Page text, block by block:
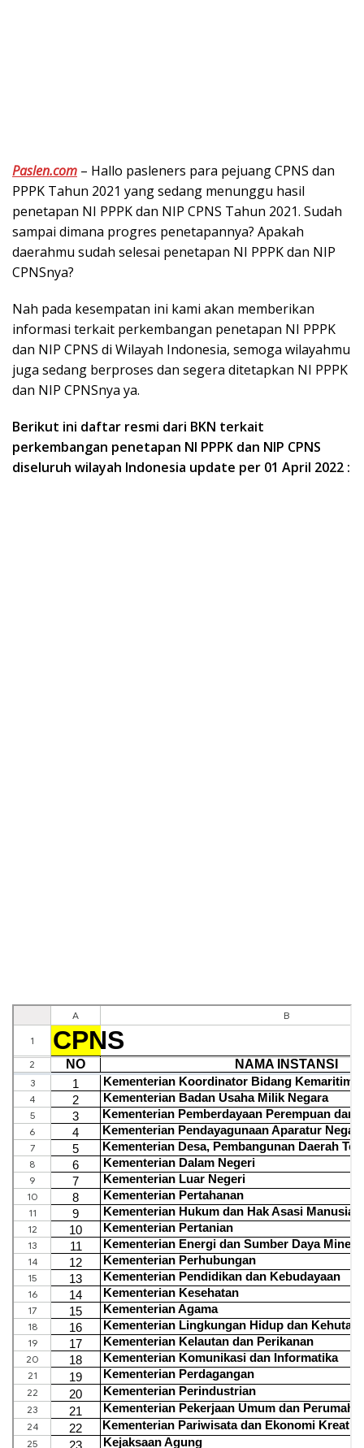
Paslen.com – Hallo pasleners para pejuang CPNS dan
PPPK Tahun 2021 yang sedang menunggu hasil
penetapan NI PPPK dan NIP CPNS Tahun 2021. Sudah
sampai dimana progres penetapannya? Apakah
daerahmu sudah selesai penetapan NI PPPK dan NIP
CPNSnya?
Nah pada kesempatan ini kami akan memberikan
informasi terkait perkembangan penetapan NI PPPK
dan NIP CPNS di Wilayah Indonesia, semoga wilayahmu
juga sedang berproses dan segera ditetapkan NI PPPK
dan NIP CPNSnya ya.
Berikut ini daftar resmi dari BKN terkait
perkembangan penetapan NI PPPK dan NIP CPNS
diseluruh wilayah Indonesia update per 01 April 2022 :